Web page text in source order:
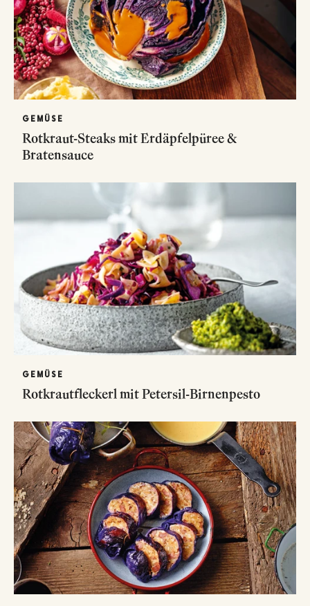
GEMÜSE
Rotkraut-Steaks mit Erdäpfelpüree &
Bratensauce
GEMÜSE
Rotkrautfleckerl mit Petersil-Birnenpesto